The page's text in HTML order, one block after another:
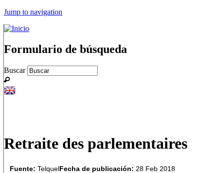
Jump to navigation
Formulario de búsqueda
Buscar
Retraite des parlementaires
Fuente: TelquelFecha de publicación: 28 Feb 2018